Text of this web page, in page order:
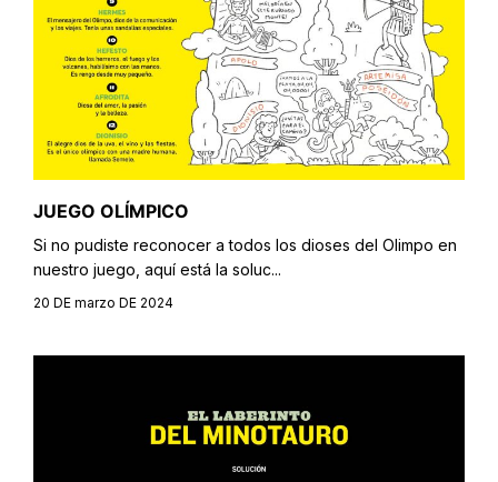
JUEGO OLÍMPICO
Si no pudiste reconocer a todos los dioses del Olimpo en
nuestro juego, aquí está la soluc...
20 DE marzo DE 2024